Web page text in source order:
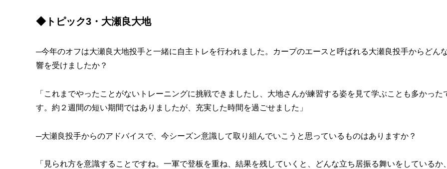
◆トピック3・大瀬良大地
─今年のオフは大瀬良大地投手と一緒に自主トレを行われました。カープのエースと呼ばれる大瀬良投手からどん
響を受けましたか？
「これまでやったことがないトレーニングに挑戦できましたし、大地さんが練習する姿を見て学ぶことも多かった
す。約２週間の短い期間ではありましたが、充実した時間を過ごせました」
─大瀬良投手からのアドバイスで、今シーズン意識して取り組んでいこうと思っているものはありますか？
「見られ方を意識することですね。一軍で登板を重ね、結果を残していくと、どんな立ち居振る舞いをしているか